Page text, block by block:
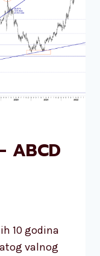
ABCD
10 godina
valnog